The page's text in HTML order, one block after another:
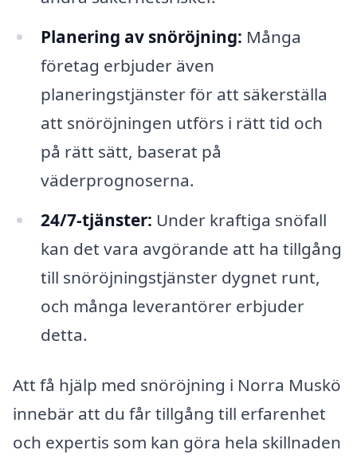
Planering av snöröjning: Många
företag erbjuder även
planeringstjänster för att säkerställa
att snöröjningen utförs i rätt tid och
på rätt sätt, baserat på
väderprognoserna.
24/7-tjänster: Under kraftiga snöfall
kan det vara avgörande att ha tillgång
till snöröjningstjänster dygnet runt,
och många leverantörer erbjuder
detta.
Att få hjälp med snöröjning i Norra Muskö
innebär att du får tillgång till erfarenhet
och expertis som kan göra hela skillnaden